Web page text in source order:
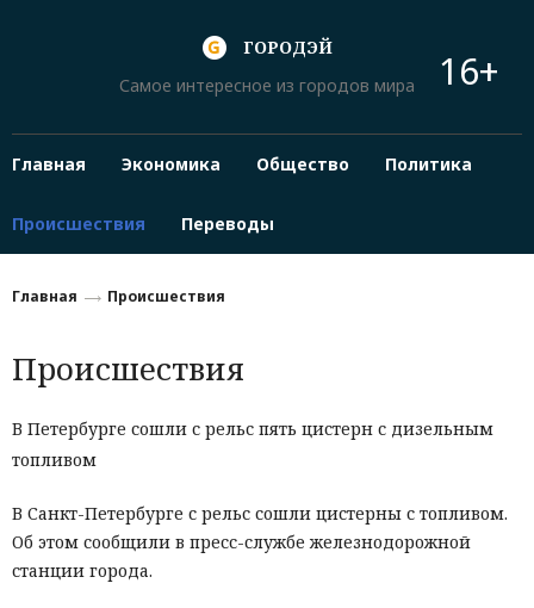
ГОРОДЭЙ
Самое интересное из городов мира
16+
Главная Экономика Общество Политика
Происшествия Переводы
Главная Происшествия
Происшествия
В Петербурге сошли с рельс пять цистерн с дизельным
топливом
В Санкт-Петербурге с рельс сошли цистерны с топливом.
Об этом сообщили в пресс-службе железнодорожной
станции города.